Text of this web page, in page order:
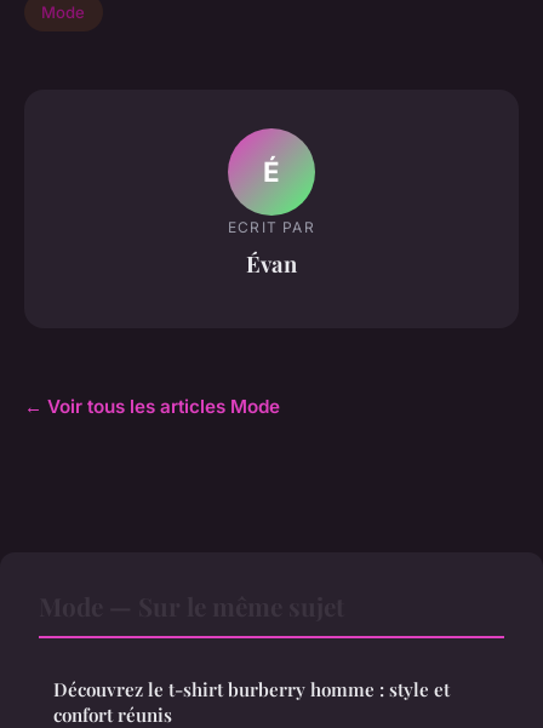
Mode
É
ECRIT PAR
Évan
← Voir tous les articles Mode
Découvrez le t-shirt burberry homme : style et
confort réunis